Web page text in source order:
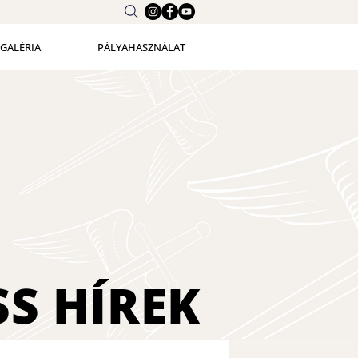
GALÉRIA PÁLYAHASZNÁLAT
HÍREK